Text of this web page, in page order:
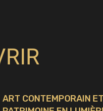
ART CONTEMPORAIN ET